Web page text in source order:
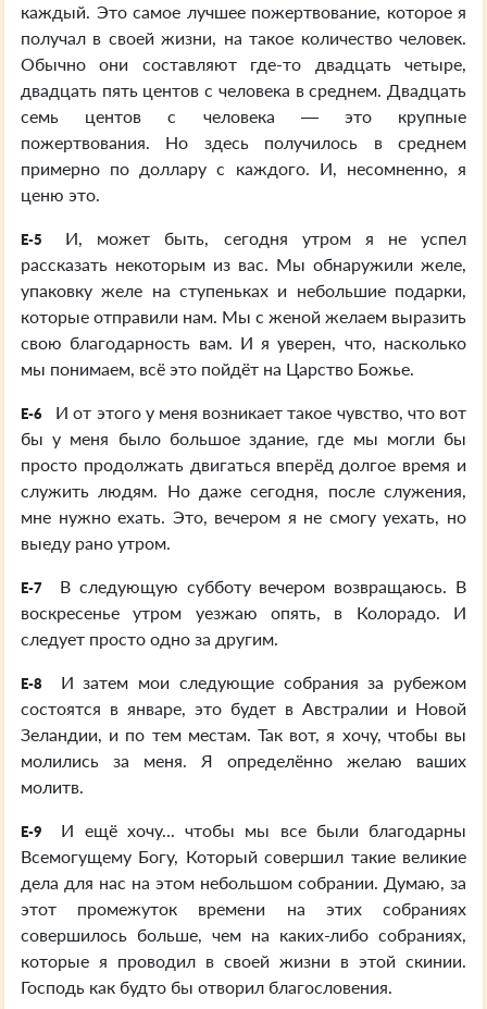
каждый. Это самое лучшее пожертвование, которое я
получал в своей жизни, на такое количество человек.
Обычно они составляют где-то двадцать четыре,
двадцать пять центов с человека в среднем. Двадцать
семь центов с человека — это крупные
пожертвования. Но здесь получилось в среднем
примерно по доллару с каждого. И, несомненно, я
ценю это.
E-5
И, может быть, сегодня утром я не успел
рассказать некоторым из вас. Мы обнаружили желе,
упаковку желе на ступеньках и небольшие подарки,
которые отправили нам. Мы с женой желаем выразить
свою благодарность вам. И я уверен, что, насколько
мы понимаем, всё это пойдёт на Царство Божье.
E-6
И от этого у меня возникает такое чувство, что вот
бы у меня было большое здание, где мы могли бы
просто продолжать двигаться вперёд долгое время и
служить людям. Но даже сегодня, после служения,
мне нужно ехать. Это, вечером я не смогу уехать, но
выеду рано утром.
E-7
В следующую субботу вечером возвращаюсь. В
воскресенье утром уезжаю опять, в Колорадо. И
следует просто одно за другим.
E-8
И затем мои следующие собрания за рубежом
состоятся в январе, это будет в Австралии и Новой
Зеландии, и по тем местам. Так вот, я хочу, чтобы вы
молились за меня. Я определённо желаю ваших
молитв.
E-9
И ещё хочу... чтобы мы все были благодарны
Всемогущему Богу, Который совершил такие великие
дела для нас на этом небольшом собрании. Думаю, за
этот промежуток времени на этих собраниях
совершилось больше, чем на каких-либо собраниях,
которые я проводил в своей жизни в этой скинии.
Господь как будто бы отворил благословения.